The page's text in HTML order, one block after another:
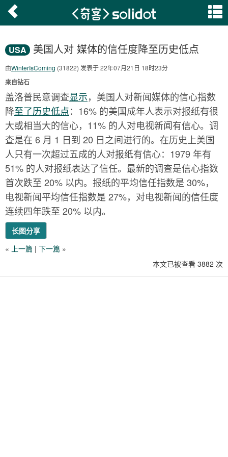
USA 美国人对 媒体的信任度降至历史低点
由WinterIsComing (31822) 发表于 22年07月21日 18时23分
来自钻石
盖洛普民意调查显示，美国人对新闻媒体的信心指数
降至了历史低点：16% 的美国成年人表示对报纸有很
大或相当大的信心，11% 的人对电视新闻有信心。调
查是在 6 月 1 日到 20 日之间进行的。在历史上美国
人只有一次超过五成的人对报纸有信心：1979 年有
51% 的人对报纸表达了信任。最新的调查是信心指数
首次跌至 20% 以内。报纸的平均信任指数是 30%，
电视新闻平均信任指数是 27%，对电视新闻的信任度
连续四年跌至 20% 以内。
长图分享
« 上一篇 | 下一篇 »
本文已被查看 3882 次